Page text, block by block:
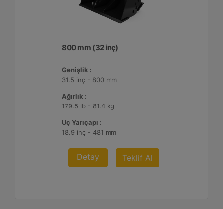
800 mm (32 inç)
Genişlik :
31.5 inç - 800 mm
Ağırlık :
179.5 lb - 81.4 kg
Uç Yarıçapı :
18.9 inç - 481 mm
Detay Teklif Al